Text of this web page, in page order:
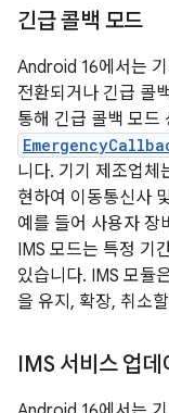
긴급 콜백 모드
Android 16에서는
전환되거나 긴급 콜
통해 긴급 콜백 모드
니다. 기기 제조업체
현하여 이동통신사
예를 들어 사용자 장
IMS 모드는 특정 기
있습니다. IMS 모듈
을 유지, 확장, 취소
IMS 서비스 업데